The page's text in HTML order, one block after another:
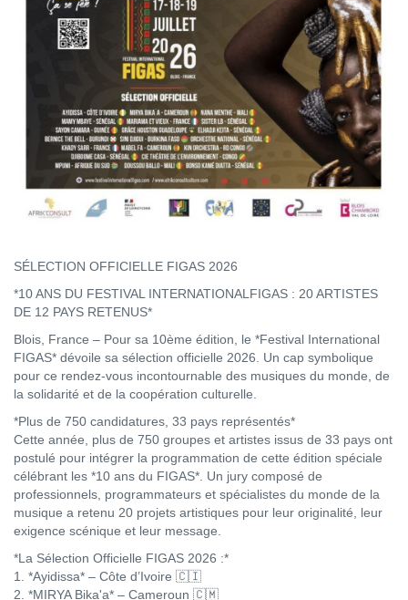
SÉLECTION OFFICIELLE FIGAS 2026
*10 ANS DU FESTIVAL INTERNATIONALFIGAS : 20 ARTISTES
DE 12 PAYS RETENUS*
Blois, France – Pour sa 10ème édition, le *Festival International
FIGAS* dévoile sa sélection officielle 2026. Un cap symbolique
pour ce rendez-vous incontournable des musiques du monde, de
la solidarité et de la coopération culturelle.
*Plus de 750 candidatures, 33 pays représentés*
Cette année, plus de 750 groupes et artistes issus de 33 pays ont
postulé pour intégrer la programmation de cette édition spéciale
célébrant les *10 ans du FIGAS*. Un jury composé de
professionnels, programmateurs et spécialistes du monde de la
musique a retenu 20 projets artistiques pour leur originalité, leur
exigence scénique et leur message.
*La Sélection Officielle FIGAS 2026 :*
1. *Ayidissa* – Côte d’Ivoire 🇨🇮
2. *MIRYA Bika'a* – Cameroun 🇨🇲